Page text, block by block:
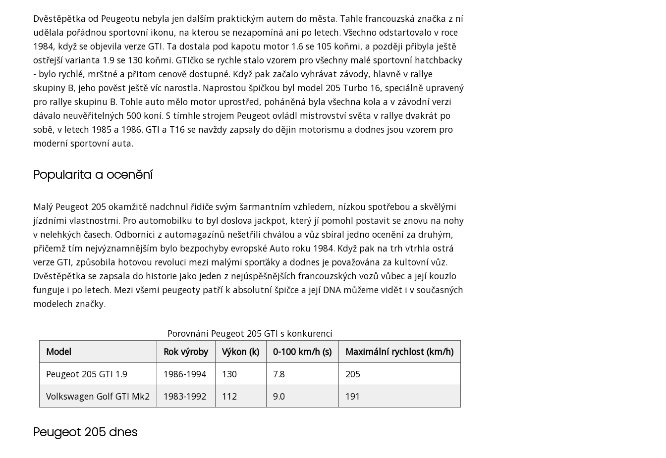
Dvěstěpětka od Peugeotu nebyla jen dalším praktickým autem do města. Tahle francouzská značka z ní
udělala pořádnou sportovní ikonu, na kterou se nezapomíná ani po letech. Všechno odstartovalo v roce
1984, když se objevila verze GTI. Ta dostala pod kapotu motor 1.6 se 105 koňmi, a později přibyla ještě
ostřejší varianta 1.9 se 130 koňmi. GTIčko se rychle stalo vzorem pro všechny malé sportovní hatchbacky
- bylo rychlé, mrštné a přitom cenově dostupné. Když pak začalo vyhrávat závody, hlavně v rallye
skupiny B, jeho pověst ještě víc narostla. Naprostou špičkou byl model 205 Turbo 16, speciálně upravený
pro rallye skupinu B. Tohle auto mělo motor uprostřed, poháněná byla všechna kola a v závodní verzi
dávalo neuvěřitelných 500 koní. S tímhle strojem Peugeot ovládl mistrovství světa v rallye dvakrát po
sobě, v letech 1985 a 1986. GTI a T16 se navždy zapsaly do dějin motorismu a dodnes jsou vzorem pro
moderní sportovní auta.
Popularita a ocenění
Malý Peugeot 205 okamžitě nadchnul řidiče svým šarmantním vzhledem, nízkou spotřebou a skvělými
jízdními vlastnostmi. Pro automobilku to byl doslova jackpot, který jí pomohl postavit se znovu na nohy
v nelehkých časech. Odborníci z automagazínů nešetřili chválou a vůz sbíral jedno ocenění za druhým,
přičemž tím nejvýznamnějším bylo bezpochyby evropské Auto roku 1984. Když pak na trh vtrhla ostrá
verze GTI, způsobila hotovou revoluci mezi malými sporťáky a dodnes je považována za kultovní vůz.
Dvěstěpětka se zapsala do historie jako jeden z nejúspěšnějších francouzských vozů vůbec a její kouzlo
funguje i po letech. Mezi všemi peugeoty patří k absolutní špičce a její DNA můžeme vidět i v současných
modelech značky.
Porovnání Peugeot 205 GTI s konkurencí
Model
Rok výroby Výkon (k) 0-100 km/h (s)
Maximální rychlost (km/h)
Peugeot 205 GTI 1.9
1986-1994 130 7.8
205
Volkswagen Golf GTI Mk2
1983-1992 112 9.0 191
Peugeot 205 dnes